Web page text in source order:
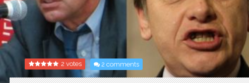
2 votes 2 comments